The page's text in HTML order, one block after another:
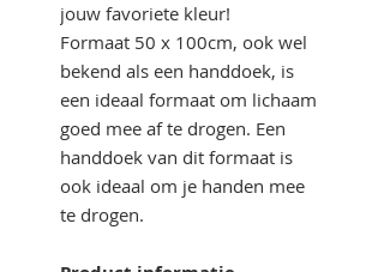
jouw favoriete kleur!
Formaat 50 x 100cm, ook wel
bekend als een handdoek, is
een ideaal formaat om lichaam
goed mee af te drogen. Een
handdoek van dit formaat is
ook ideaal om je handen mee
te drogen.